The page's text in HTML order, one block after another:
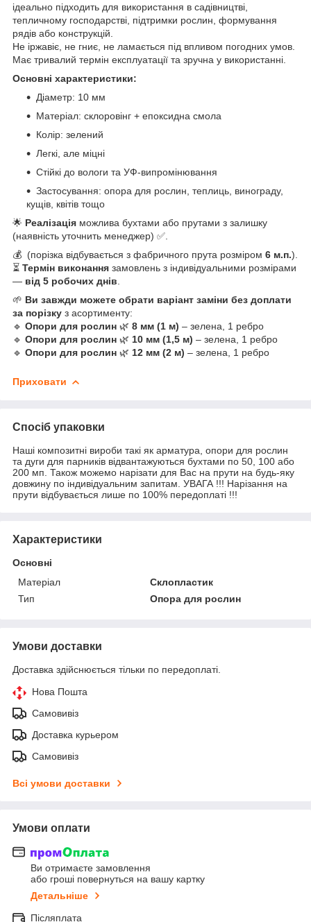
ідеально підходить для використання в садівництві,
тепличному господарстві, підтримки рослин, формування
рядів або конструкцій.
Не іржавіє, не гниє, не ламається під впливом погодних умов.
Має тривалий термін експлуатації та зручна у використанні.
Основні характеристики:
Діаметр: 10 мм
Матеріал: склоровінг + епоксидна смола
Колір: зелений
Легкі, але міцні
Стійкі до вологи та УФ-випромінювання
Застосування: опора для рослин, теплиць, винограду,
кущів, квітів тощо
🌟 Реалізація можлива бухтами або прутами з залишку
(наявність уточнить менеджер) ✅.
💰 (порізка відбувається з фабричного прута розміром 6 м.п.).
⏳ Термін виконання замовлень з індивідуальними розмірами
— від 5 робочих днів
🌱 Ви завжди можете обрати варіант заміни без доплати
за порізку з асортименту:
🔹 Опори для рослин 🌿 8 мм (1 м) – зелена, 1 ребро
🔹 Опори для рослин 🌿 10 мм (1,5 м) – зелена, 1 ребро
🔹 Опори для рослин 🌿 12 мм (2 м) – зелена, 1 ребро
Приховати
Спосіб упаковки
Наші композитні вироби такі як арматура, опори для рослин
та дуги для парників відвантажуються бухтами по 50, 100 або
200 мп. Також можемо нарізати для Вас на прути на будь-яку
довжину по індивідуальним запитам. УВАГА !!! Нарізання на
прути відбувається лише по 100% передоплаті !!!
Характеристики
Основні
Матеріал
Склопластик
Тип
Опора для рослин
Умови доставки
Доставка здійснюється тільки по передоплаті.
Нова Пошта
Самовивіз
Доставка курьером
Самовивіз
Всі умови доставки
Умови оплати
Ви отримаєте замовлення
або гроші повернуться на вашу картку
Детальніше
Післяплата